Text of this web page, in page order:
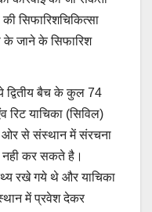
सिफारिशचिकित्सा
के जाने के सिफारिश
द्वितीय बैच के कुल 74
रिट याचिका (सिविल)
ओर से संस्थान में संरचना
नही कर सकते है।
रखे गये थे और याचिका
में प्रवेश देकर